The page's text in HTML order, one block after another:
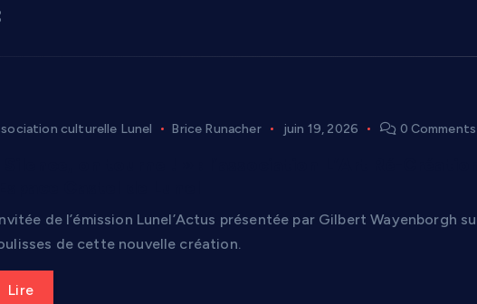
culturelle Lunel Brice Runacher juin 19, 2026 0 Comments
de l’émission Lunel’Actus présentée par Gilbert Wayenborgh
de cette nouvelle création.
Lire